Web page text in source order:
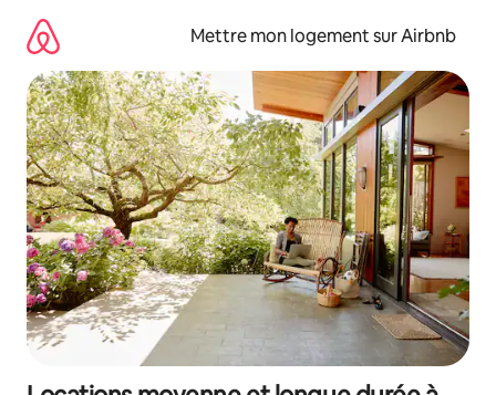
directement
contenu
Mettre mon logement sur Airbnb